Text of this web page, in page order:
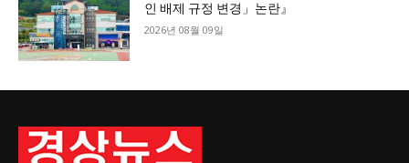
인 배제 규정 변경」논란』
2026년 08월 09일